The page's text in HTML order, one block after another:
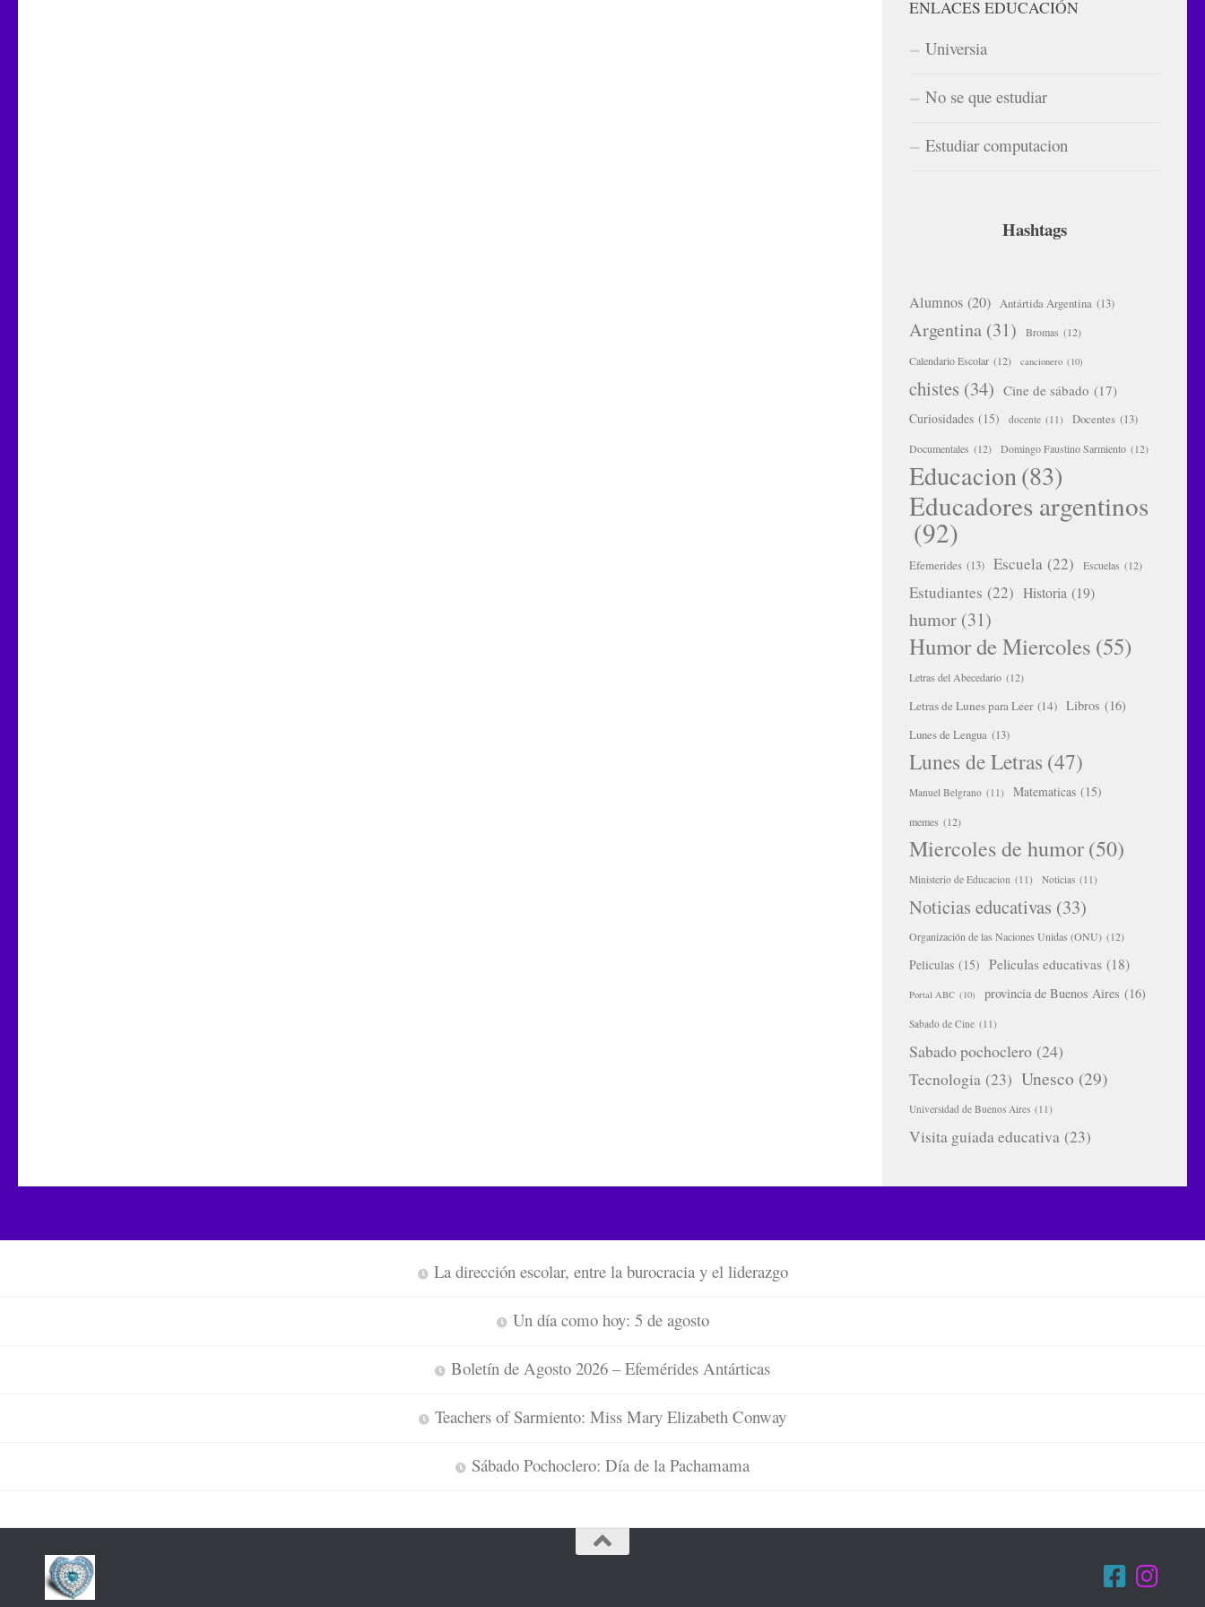
ENLACES EDUCACIÓN
Universia
No se que estudiar
Estudiar computacion
Hashtags
Alumnos (20) Antártida Argentina (13)
Argentina (31) Bromas (12)
Calendario Escolar (12) cancionero (10)
chistes (34) Cine de sábado (17)
Curiosidades (15) docente (11) Docentes (13)
Documentales (12) Domingo Faustino Sarmiento (12)
Educacion(83)
Educadores argentinos
(92)
Efemerides (13) Escuela (22) Escuelas (12)
Estudiantes (22) Historia (19)
humor (31)
Humor de Miercoles (55)
Letras del Abecedario (12)
Letras de Lunes para Leer (14) Libros (16)
Lunes de Lengua (13)
Lunes de Letras (47)
Manuel Belgrano (11) Matematicas (15)
memes (12)
Miercoles de humor(50)
Ministerio de Educacion (11) Noticias (11)
Noticias educativas (33)
Organización de las Naciones Unidas (ONU) (12)
Peliculas (15) Peliculas educativas (18)
Portal ABC (10) provincia de Buenos Aires (16)
Sabado de Cine (11)
Sabado pochoclero (24)
Tecnologia (23) Unesco (29)
Universidad de Buenos Aires (11)
Visita guiada educativa (23)
La dirección escolar, entre la burocracia y el liderazgo
Un día como hoy: 5 de agosto
Boletín de Agosto 2026 – Efemérides Antárticas
Teachers of Sarmiento: Miss Mary Elizabeth Conway
Sábado Pochoclero: Día de la Pachamama